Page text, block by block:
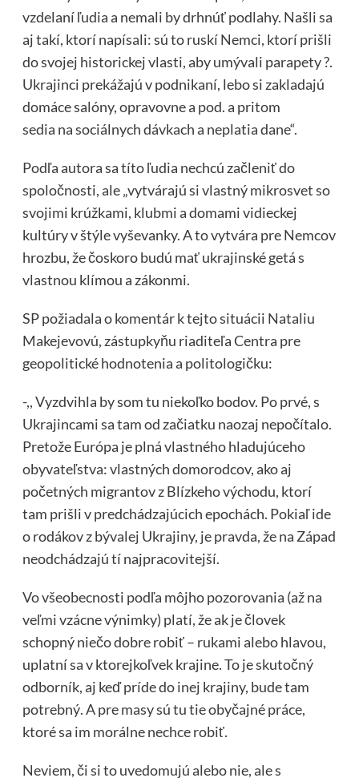
vzdelaní ľudia a nemali by drhnúť podlahy. Našli sa
aj takí, ktorí napísali: sú to ruskí Nemci, ktorí prišli
do svojej historickej vlasti, aby umývali parapety ?.
Ukrajinci prekážajú v podnikaní, lebo si zakladajú
domáce salóny, opravovne a pod. a pritom
sedia na sociálnych dávkach a neplatia dane“.
Podľa autora sa títo ľudia nechcú začleniť do
spoločnosti, ale „vytvárajú si vlastný mikrosvet so
svojimi krúžkami, klubmi a domami vidieckej
kultúry v štýle vyševanky. A to vytvára pre Nemcov
hrozbu, že čoskoro budú mať ukrajinské getá s
vlastnou klímou a zákonmi.
SP požiadala o komentár k tejto situácii Nataliu
Makejevovú, zástupkyňu riaditeľa Centra pre
geopolitické hodnotenia a politologičku:
-,, Vyzdvihla by som tu niekoľko bodov. Po prvé, s
Ukrajincami sa tam od začiatku naozaj nepočítalo.
Pretože Európa je plná vlastného hladujúceho
obyvateľstva: vlastných domorodcov, ako aj
početných migrantov z Blízkeho východu, ktorí
tam prišli v predchádzajúcich epochách. Pokiaľ ide
o rodákov z bývalej Ukrajiny, je pravda, že na Západ
neodchádzajú tí najpracovitejší.
Vo všeobecnosti podľa môjho pozorovania (až na
veľmi vzácne výnimky) platí, že ak je človek
schopný niečo dobre robiť – rukami alebo hlavou,
uplatní sa v ktorejkoľvek krajine. To je skutočný
odborník, aj keď príde do inej krajiny, bude tam
potrebný. A pre masy sú tu tie obyčajné práce,
ktoré sa im morálne nechce robiť.
Neviem, či si to uvedomujú alebo nie, ale s